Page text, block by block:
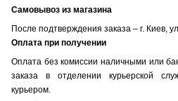
Самовывоз из магазина
После подтверждения заказа – г. Киев,
Оплата при получении
Оплата без комиссии наличными или
заказа в отделении курьерской
курьером.